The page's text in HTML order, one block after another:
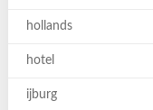
hollands
hotel
ijburg